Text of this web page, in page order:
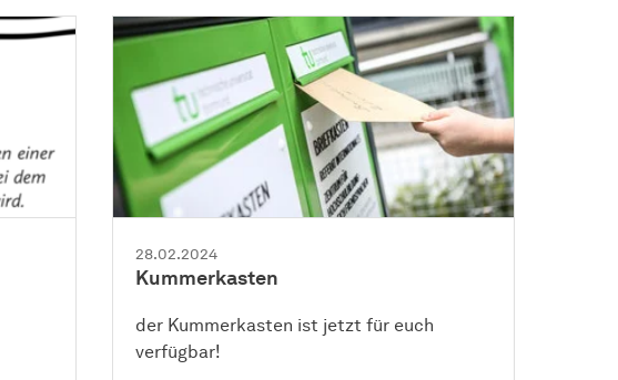
28.02.2024
Kummerkasten
der Kummerkasten ist jetzt für euch
verfügbar!